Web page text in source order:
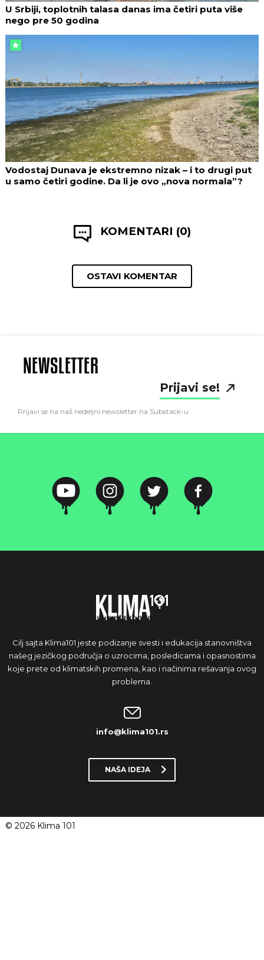
U Srbiji, toplotnih talasa danas ima četiri puta više
nego pre 50 godina
Vodostaj Dunava je ekstremno nizak – i to drugi put
u samo četiri godine. Da li je ovo „nova normala”?
KOMENTARI (0)
OSTAVI KOMENTAR
NEWSLETTER
Prijavi se!
Prijavi se na naš nedeljni newsletter na Substack-u
Cilj sajta Klima101 jeste podizanje svesti i edukacija stanovništva
našeg jezičkog područja o uzrocima, posledicama i opasnostima
koje prete od klimatskih promena, kao i načinima rešavanja ovog
problema.
info@klima101.rs
NAŠA IDEJA
© 2026 Klima 101